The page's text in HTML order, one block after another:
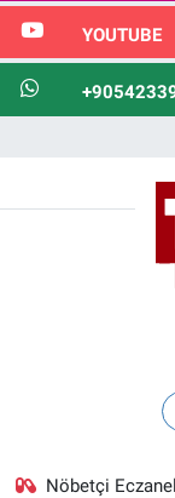
YOUTUBE
Nöbetçi